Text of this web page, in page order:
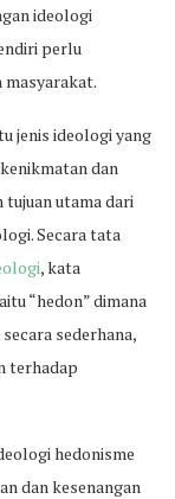
ideologi
perlu
masyarakat.
jenis ideologi yang
dan
tujuan utama dari
Secara tata
, kata
“hedon” dimana
sederhana,
terhadap
hedonisme
dan kesenangan